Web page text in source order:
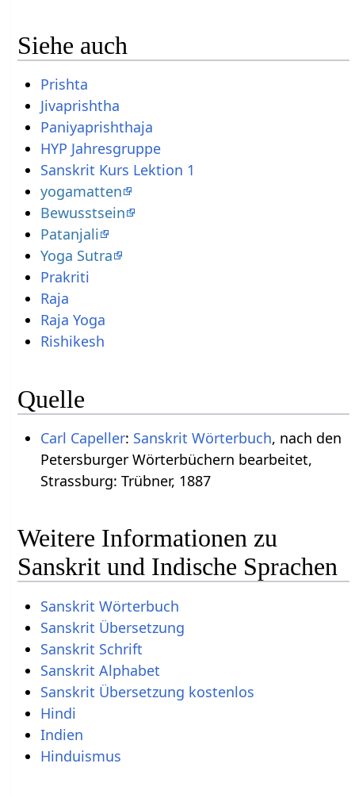
Siehe auch
Prishta
Jivaprishtha
Paniyaprishthaja
HYP Jahresgruppe
Sanskrit Kurs Lektion 1
yogamatten
Bewusstsein
Patanjali
Yoga Sutra
Prakriti
Raja
Raja Yoga
Rishikesh
Quelle
Carl Capeller: Sanskrit Wörterbuch, nach den
Petersburger Wörterbüchern bearbeitet,
Strassburg: Trübner, 1887
Weitere Informationen zu
Sanskrit und Indische Sprachen
Sanskrit Wörterbuch
Sanskrit Übersetzung
Sanskrit Schrift
Sanskrit Alphabet
Sanskrit Übersetzung kostenlos
Hindi
Indien
Hinduismus